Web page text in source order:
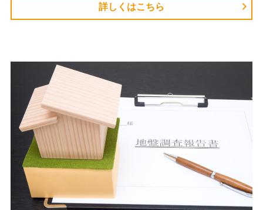
詳しくはこちら